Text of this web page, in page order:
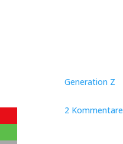
Generation Z
2 Kommentare